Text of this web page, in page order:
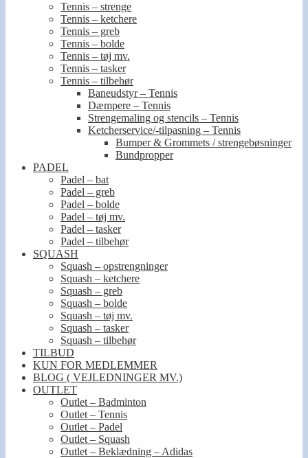
Tennis – strenge
Tennis – ketchere
Tennis – greb
Tennis – bolde
Tennis – tøj mv.
Tennis – tasker
Tennis – tilbehør
Baneudstyr – Tennis
Dæmpere – Tennis
Strengemaling og stencils – Tennis
Ketcherservice/-tilpasning – Tennis
Bumper & Grommets / strengebøsninger
Bundpropper
PADEL
Padel – bat
Padel – greb
Padel – bolde
Padel – tøj mv.
Padel – tasker
Padel – tilbehør
SQUASH
Squash – opstrengninger
Squash – ketchere
Squash – greb
Squash – bolde
Squash – tøj mv.
Squash – tasker
Squash – tilbehør
TILBUD
KUN FOR MEDLEMMER
BLOG ( VEJLEDNINGER MV.)
OUTLET
Outlet – Badminton
Outlet – Tennis
Outlet – Padel
Outlet – Squash
Outlet – Beklædning – Adidas